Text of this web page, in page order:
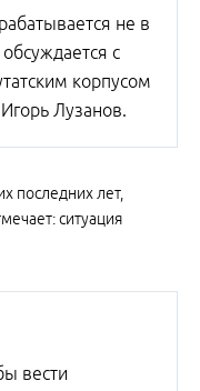
не в
с
корпусом
Лузанов.
последних лет,
ситуация
вести